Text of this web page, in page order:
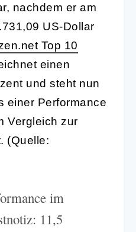
nachdem er am
US-Dollar
Top 10
einen
und steht nun
einer Performance
Vergleich zur
(Quelle:
im
11,5